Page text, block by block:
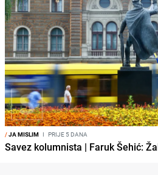
/JA MISLIM I PRIJE 5 DANA
Savez kolumnista | Faruk Šehić: